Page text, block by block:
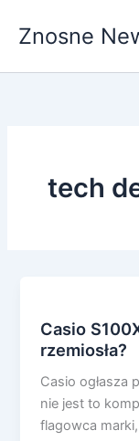
Znosne
tech
Casio
rzemiosła?
Casio ogłasza
nie jest to
flagowca